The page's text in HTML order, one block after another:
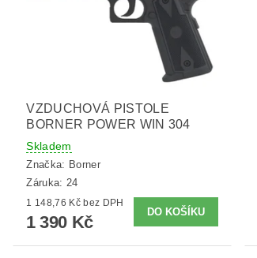
VZDUCHOVÁ PISTOLE
BORNER POWER WIN 304
Skladem
Značka: Borner
Záruka: 24
1 148,76 Kč bez DPH
1 390 Kč